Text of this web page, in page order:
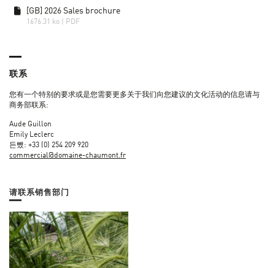
[GB] 2026 Sales brochure
1676.31 ko | PDF
联系
您有一个特别的要求或是您需要更多关于我们向您建议的文化活动的信息请与
商务部联系:
Aude Guillon
Emily Leclerc
든뺐: +33 (0) 254 209 920
commercial@domaine-chaumont.fr
请联系销售部门